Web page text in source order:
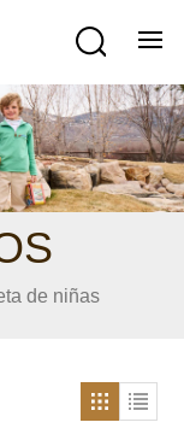
de niñas